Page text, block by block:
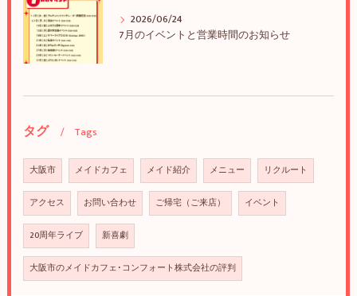
2026/06/24
7月のイベントと営業時間のお知らせ
タグ Tags
大阪市 メイドカフェ メイド紹介 メニュー リクルート
アクセス お問い合わせ ご帰宅（ご来店） イベント
20周年ライブ 新喜劇
大阪市のメイドカフェ･コンフォート株式会社の評判